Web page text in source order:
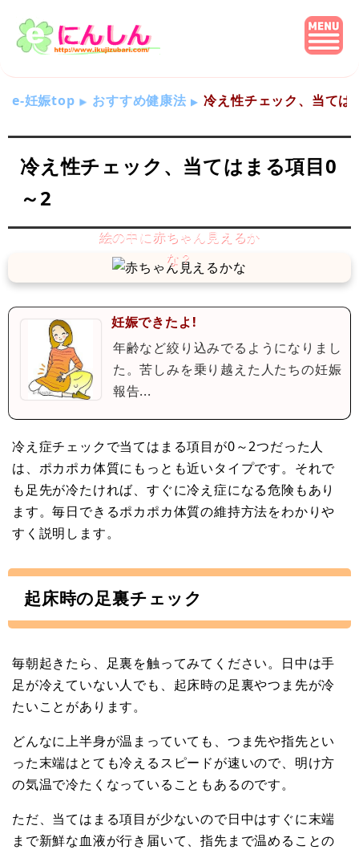
e-妊娠top おすすめ健康法 冷え性チェック、当ては
冷え性チェック、当てはまる項目0
～2
妊娠できたよ!
年齢など絞り込みでるようになりまし
た。苦しみを乗り越えた人たちの妊娠
報告...
冷え症チェックで当てはまる項目が0～2つだった人
は、ポカポカ体質にもっとも近いタイプです。それで
も足先が冷たければ、すぐに冷え症になる危険もあり
ます。毎日できるポカポカ体質の維持方法をわかりや
すく説明します。
起床時の足裏チェック
毎朝起きたら、足裏を触ってみてください。日中は手
足が冷えていない人でも、起床時の足裏やつま先が冷
たいことがあります。
どんなに上半身が温まっていても、つま先や指先とい
った末端はとても冷えるスピードが速いので、明け方
の気温で冷たくなっていることもあるのです。
ただ、当てはまる項目が少ないので日中はすぐに末端
まで新鮮な血液が行き届いて、指先まで温めることの